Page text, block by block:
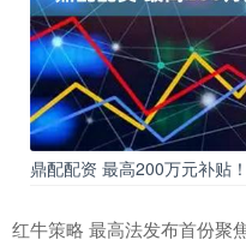
鼎配配资 最高200万元补贴
红牛策略 最高法发布首份聚